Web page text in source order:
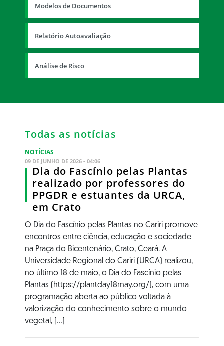
Modelos de Documentos
Relatório Autoavaliação
Análise de Risco
Todas as notícias
NOTÍCIAS
09 DE JUNHO DE 2026 - 04:06
Dia do Fascínio pelas Plantas
realizado por professores do
PPGDR e estuantes da URCA,
em Crato
O Dia do Fascínio pelas Plantas no Cariri promove
encontros entre ciência, educação e sociedade
na Praça do Bicentenário, Crato, Ceará. A
Universidade Regional do Cariri (URCA) realizou,
no último 18 de maio, o Dia do Fascínio pelas
Plantas (https://plantday18may.org/), com uma
programação aberta ao público voltada à
valorização do conhecimento sobre o mundo
vegetal, [...]